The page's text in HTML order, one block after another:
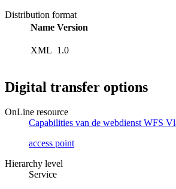
Distribution format
Name Version
XML 1.0
Digital transfer options
OnLine resource
Capabilities van de webdienst WFS
access point
Hierarchy level
Service